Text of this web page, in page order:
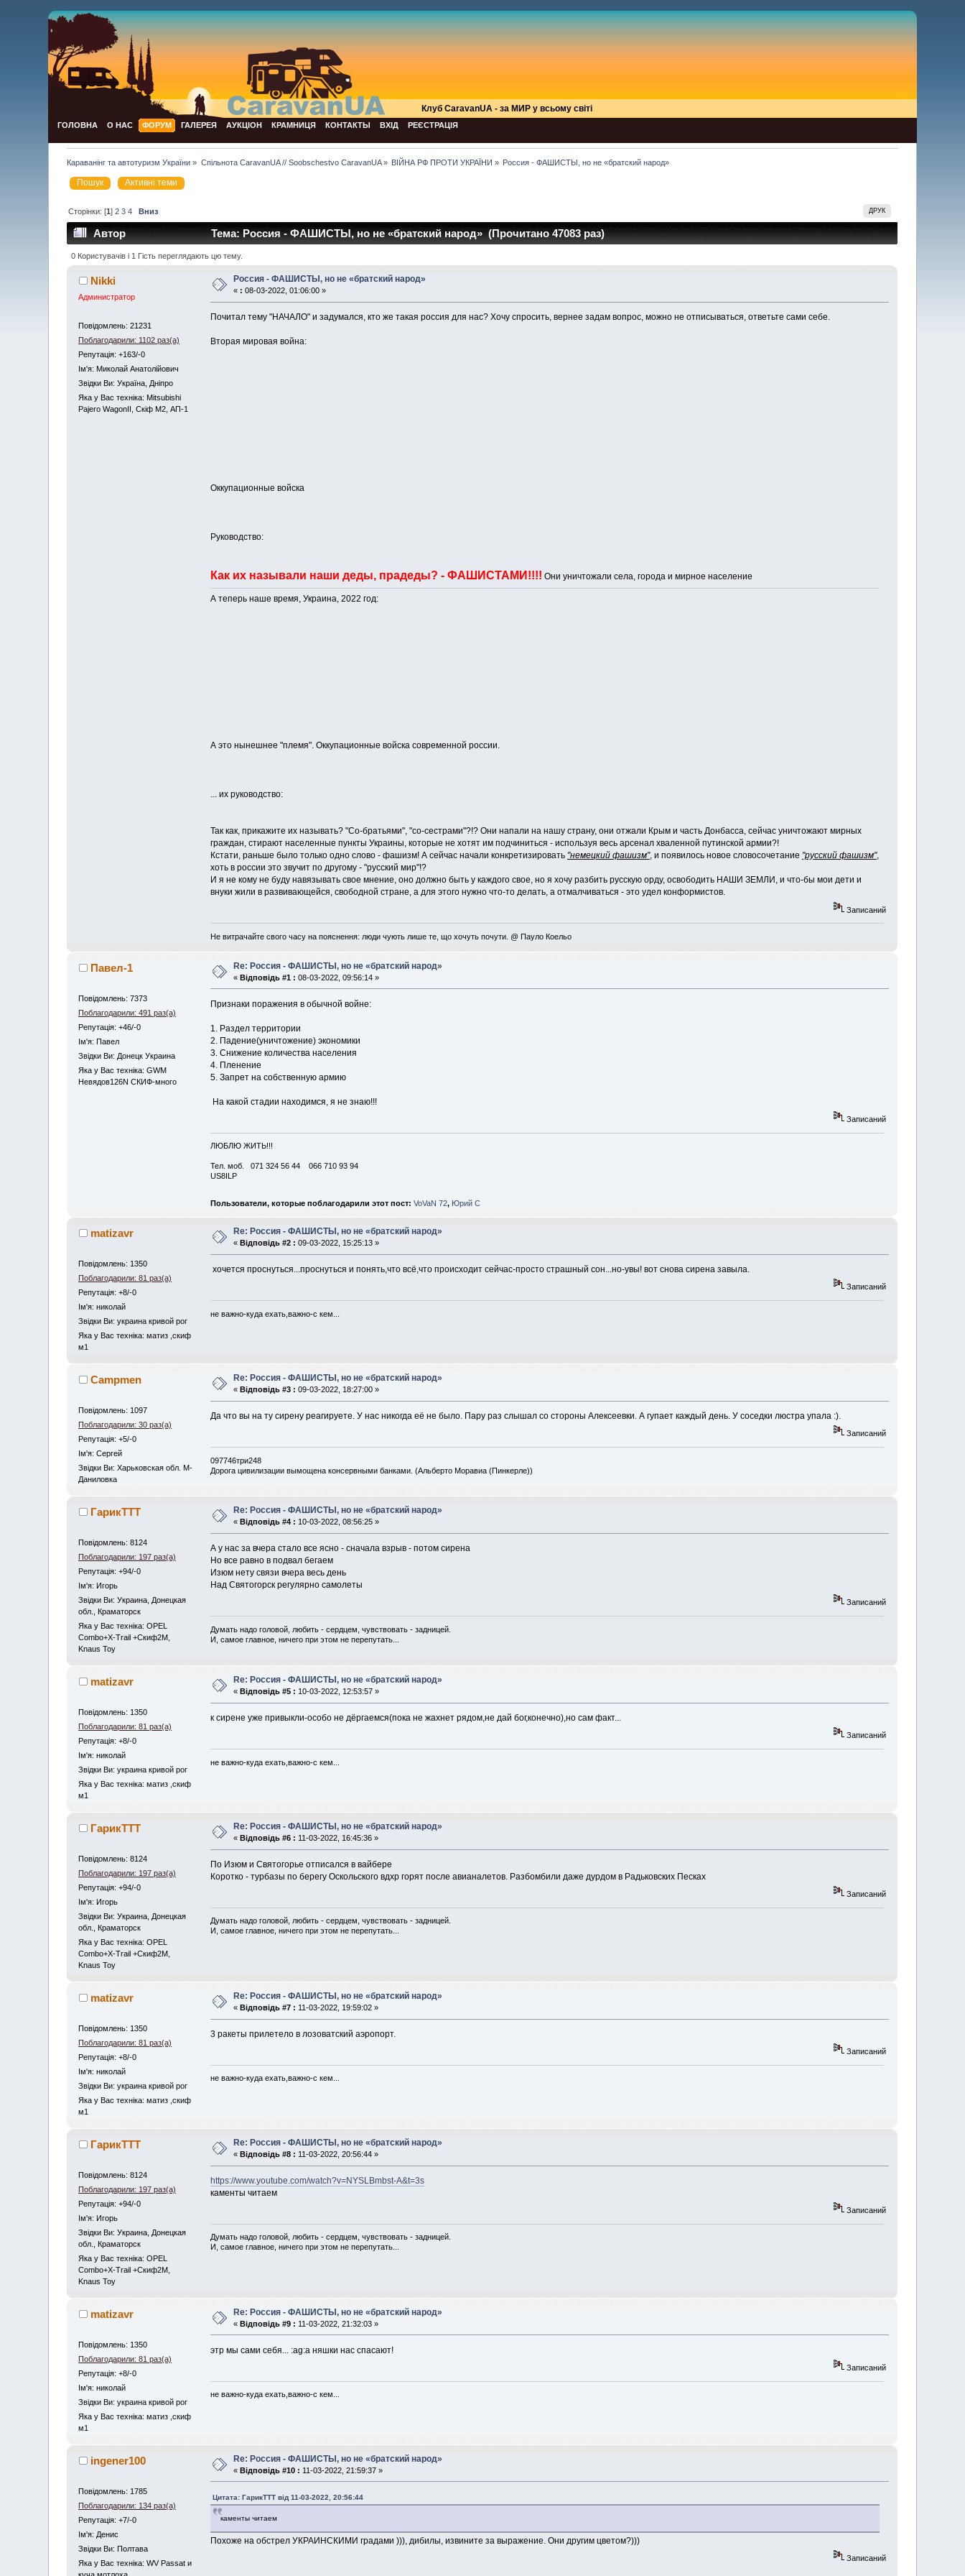
Клуб СaravanUA - за МИР у всьому світі
ГОЛОВНА О НАС ФОРУМ ГАЛЕРЕЯ АУКЦІОН КРАМНИЦЯ КОНТАКТЫ ВХІД РЕЄСТРАЦІЯ
Караванінг та автотуризм України » Спільнота CaravanUA // Soobschestvo CaravanUA» ВІЙНА РФ ПРОТИ УКРАЇНИ » Россия - ФАШИСТЫ, но не «братский народ»
Пошук Активні теми
ДРУК
Сторінки: [1]2 3 4 Вниз
Автор Тема: Россия - ФАШИСТЫ, но не «братский народ» (Прочитано 47083 раз)
0 Користувачів і 1 Гість переглядають цю тему.
Nikki
Администратор
Повідомлень: 21231
Поблагодарили: 1102 раз(а)
Репутація: +163/-0
Iм'я: Миколай Анатолійович
Звідки Ви: Україна, Дніпро
Яка у Вас техніка: Mitsubishi
Pajero WagonII, Скіф М2, АП-1
Россия - ФАШИСТЫ, но не «братский народ»
« : 08-03-2022, 01:06:00 »
Почитал тему "НАЧАЛО" и задумался, кто же такая россия для нас? Хочу спросить, вернее задам вопрос, можно не отписываться, ответьте сами себе.
Вторая мировая война:
Оккупационные войска
Руководство:
Как их называли наши деды, прадеды? - ФАШИСТАМИ!!!! Они уничтожали села, города и мирное население
А теперь наше время, Украина, 2022 год:
А это нынешнее "племя". Оккупационные войска современной россии.
... их руководство:
Так как, прикажите их называть? "Со-братьями", "со-сестрами"?!? Они напали на нашу страну, они отжали Крым и часть Донбасса, сейчас уничтожают мирных
граждан, стирают населенные пункты Украины, которые не хотят им подчиниться - используя весь арсенал хваленной путинской армии?!
Кстати, раньше было только одно слово - фашизм! А сейчас начали конкретизировать "немецкий фашизм", и появилось новое словосочетание "русский фашизм",
хоть в россии это звучит по другому - "русский мир"!?
И я не кому не буду навязывать свое мнение, оно должно быть у каждого свое, но я хочу разбить русскую орду, освободить НАШИ ЗЕМЛИ, и что-бы мои дети и
внуки жили в развивающейся, свободной стране, а для этого нужно что-то делать, а отмалчиваться - это удел конформистов.
Записаний
Не витрачайте свого часу на пояснення: люди чують лише те, що хочуть почути. @ Пауло Коельо
Павел-1
Повідомлень: 7373
Поблагодарили: 491 раз(а)
Репутація: +46/-0
Iм'я: Павел
Звідки Ви: Донецк Украина
Яка у Вас техніка: GWM
Невядов126N СКИФ-много
Re: Россия - ФАШИСТЫ, но не «братский народ»
«Відповідь #1 : 08-03-2022, 09:56:14 »
Признаки поражения в обычной войне:
1. Раздел территории
2. Падение(уничтожение) экономики
3. Снижение количества населения
4. Пленение
5. Запрет на собственную армию
На какой стадии находимся, я не знаю!!!
Записаний
ЛЮБЛЮ ЖИТЬ!!!
Тел. моб. 071 324 56 44 066 710 93 94
US8ILP
Пользователи, которые поблагодарили этот пост: VoVaN 72, Юрий С
matizavr
Повідомлень: 1350
Поблагодарили: 81 раз(а)
Репутація: +8/-0
Iм'я: николай
Звідки Ви: украина кривой рог
Яка у Вас техніка: матиз ,скиф
м1
Re: Россия - ФАШИСТЫ, но не «братский народ»
« Відповідь #2 : 09-03-2022, 15:25:13 »
хочется проснуться...проснуться и понять,что всё,что происходит сейчас-просто страшный сон...но-увы! вот снова сирена завыла.
Записаний
не важно-куда ехать,важно-с кем...
Сampmen
Повідомлень: 1097
Поблагодарили: 30 раз(а)
Репутація: +5/-0
Iм'я: Сергей
Звідки Ви: Харьковская обл. М-
Даниловка
Re: Россия - ФАШИСТЫ, но не «братский народ»
« Відповідь #3 : 09-03-2022, 18:27:00 »
Да что вы на ту сирену реагируете. У нас никогда её не было. Пару раз слышал со стороны Алексеевки. А гупает каждый день. У соседки люстра упала :).
Записаний
097746три248
Дорога цивилизации вымощена консервными банками. (Альберто Моравиа (Пинкерле))
ГарикTTT
Повідомлень: 8124
Поблагодарили: 197 раз(а)
Репутація: +94/-0
Iм'я: Игорь
Звідки Ви: Украина, Донецкая
обл., Краматорск
Яка у Вас техніка: OPEL
Combo+X-Trail +Скиф2М,
Knaus Toy
Re: Россия - ФАШИСТЫ, но не «братский народ»
«Відповідь #4 : 10-03-2022, 08:56:25 »
А у нас за вчера стало все ясно - сначала взрыв - потом сирена
Но все равно в подвал бегаем
Изюм нету связи вчера весь день
Над Святогорск регулярно самолеты
Записаний
Думать надо головой, любить - сердцем, чувствовать - задницей.
И, самое главное, ничего при этом не перепутать...
matizavr
Повідомлень: 1350
Поблагодарили: 81 раз(а)
Репутація: +8/-0
Iм'я: николай
Звідки Ви: украина кривой рог
Яка у Вас техніка: матиз ,скиф
м1
Re: Россия - ФАШИСТЫ, но не «братский народ»
«Відповідь #5 : 10-03-2022, 12:53:57 »
к сирене уже привыкли-особо не дёргаемся(пока не жахнет рядом,не дай бог,конечно),но сам факт...
Записаний
не важно-куда ехать,важно-с кем...
ГарикTTT
Повідомлень: 8124
Поблагодарили: 197 раз(а)
Репутація: +94/-0
Iм'я: Игорь
Звідки Ви: Украина, Донецкая
обл., Краматорск
Яка у Вас техніка: OPEL
Combo+X-Trail +Скиф2М,
Knaus Toy
Re: Россия - ФАШИСТЫ, но не «братский народ»
«Відповідь #6 : 11-03-2022, 16:45:36 »
По Изюм и Святогорье отписался в вайбере
Коротко - турбазы по берегу Оскольского вдхр горят после авианалетов. Разбомбили даже дурдом в Радьковских Песках
Записаний
Думать надо головой, любить - сердцем, чувствовать - задницей.
И, самое главное, ничего при этом не перепутать...
matizavr
Повідомлень: 1350
Поблагодарили: 81 раз(а)
Репутація: +8/-0
Iм'я: николай
Звідки Ви: украина кривой рог
Яка у Вас техніка: матиз ,скиф
м1
Re: Россия - ФАШИСТЫ, но не «братский народ»
«Відповідь #7 : 11-03-2022, 19:59:02 »
3 ракеты прилетело в лозоватский аэропорт.
Записаний
не важно-куда ехать,важно-с кем...
ГарикTTT
Повідомлень: 8124
Поблагодарили: 197 раз(а)
Репутація: +94/-0
Iм'я: Игорь
Звідки Ви: Украина, Донецкая
обл., Краматорск
Яка у Вас техніка: OPEL
Combo+X-Trail +Скиф2М,
Knaus Toy
Re: Россия - ФАШИСТЫ, но не «братский народ»
«Відповідь #8 : 11-03-2022, 20:56:44 »
https://www.youtube.com/watch?v=NYSLBmbst-A&t=3s
каменты читаем
Записаний
Думать надо головой, любить - сердцем, чувствовать - задницей.
И, самое главное, ничего при этом не перепутать...
matizavr
Повідомлень: 1350
Поблагодарили: 81 раз(а)
Репутація: +8/-0
Iм'я: николай
Звідки Ви: украина кривой рог
Яка у Вас техніка: матиз ,скиф
м1
Re: Россия - ФАШИСТЫ, но не «братский народ»
«Відповідь #9 : 11-03-2022, 21:32:03 »
этр мы сами себя... :ag:а няшки нас спасают!
Записаний
не важно-куда ехать,важно-с кем...
ingener100
Повідомлень: 1785
Поблагодарили: 134 раз(а)
Репутація: +7/-0
Iм'я: Денис
Звідки Ви: Полтава
Яка у Вас техніка: WV Passat и
Re: Россия - ФАШИСТЫ, но не «братский народ»
«Відповідь #10 : 11-03-2022, 21:59:37 »
Цитата: ГарикTTT від 11-03-2022, 20:56:44
каменты читаем
Похоже на обстрел УКРАИНСКИМИ градами ))), дибилы, извините за выражение. Они другим цветом?)))
Записаний